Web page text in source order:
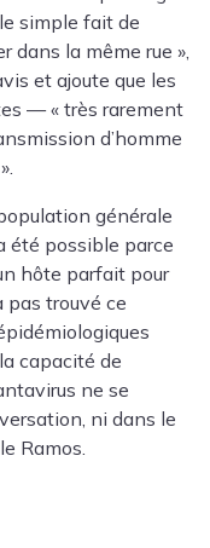
simple fait de
dans la même rue »,
et ajoute que les
— « très rarement
d’homme
générale
été possible parce
hôte parfait pour
pas trouvé ce
capacité de
ne se
ni dans le
Ramos.